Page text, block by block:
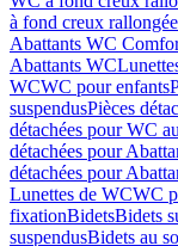
à fond creux
Abattants WC
Abattants WC
WCWC pour enfants
suspendusPièces
détachées pour WC
détachées pour
détachées pour
Lunettes de WCWC
fixationBidetsBidets
suspendusBidets au